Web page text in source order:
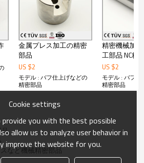
交流出来ます。
場は24時間稼動しておりますので、
ます。
便、宅急便などに豊富な経験があ
ンスを持っております。
をダウンロードもしくはお問い合わ
金属プレス加工の精密
部品
US $2
モデル : バフ仕上げなどの
精密部品
精密機械加
工部品 NC精
ライン部品
US $2
モデル : バフ仕
精密部品
品
など機械精密部品
Cookie settings
you with the best possible
allow us to analyze user behavior in
improve the website for you.